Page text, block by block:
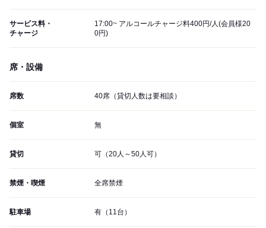
サービス料・
チャージ
17:00~ アルコールチャージ料400円/人(会員様20
0円)
席・設備
席数 40席（貸切人数は要相談）
個室 無
貸切 可（20人～50人可）
禁煙・喫煙 全席禁煙
駐車場 有（11台）